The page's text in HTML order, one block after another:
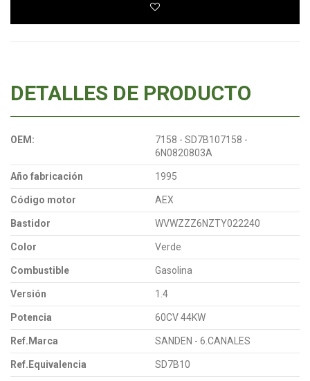
DETALLES DE PRODUCTO
OEM:
7158 - SD7B107158 -
6N0820803A
Año fabricación 1995
Código motor AEX
Bastidor WVWZZZ6NZTY022240
Color Verde
Combustible Gasolina
Versión 1.4
Potencia 60CV 44KW
Ref.Marca SANDEN - 6.CANALES
Ref.Equivalencia SD7B10